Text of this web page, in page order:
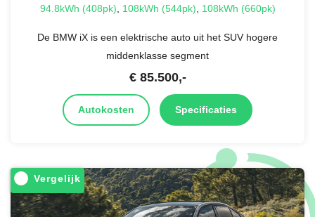
94.8kWh (408pk) 108kWh (544pk) 108kWh (660pk)
De BMW iX is een elektrische auto uit het SUV hogere
middenklasse segment
€ 85.500,-
Autokosten Specificaties
Vergelijk